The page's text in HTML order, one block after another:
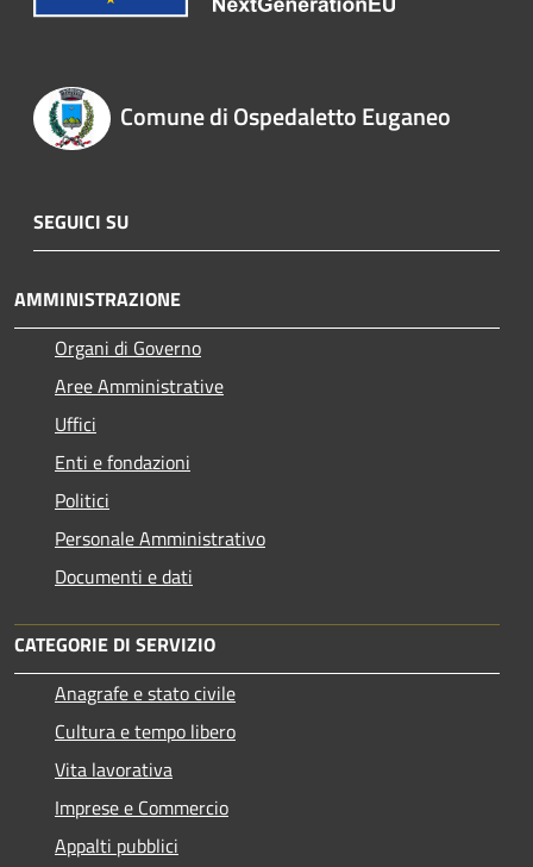
Comune di Ospedaletto Euganeo
SEGUICI SU
AMMINISTRAZIONE
Organi di Governo
Aree Amministrative
Uffici
Enti e fondazioni
Politici
Personale Amministrativo
Documenti e dati
CATEGORIE DI SERVIZIO
Anagrafe e stato civile
Cultura e tempo libero
Vita lavorativa
Imprese e Commercio
Appalti pubblici